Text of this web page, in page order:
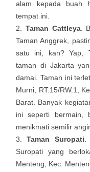
alam kepada buah
tempat ini.
Taman Cattleya.
Taman Anggrek,
satu ini, kan? Yap,
taman di Jakarta
damai. Taman ini
Murni, RT.15/RW.1,
Barat. Banyak
ini seperti bermain,
menikmati semilir
Taman Suropati
Suropati yang
Menteng, Kec.